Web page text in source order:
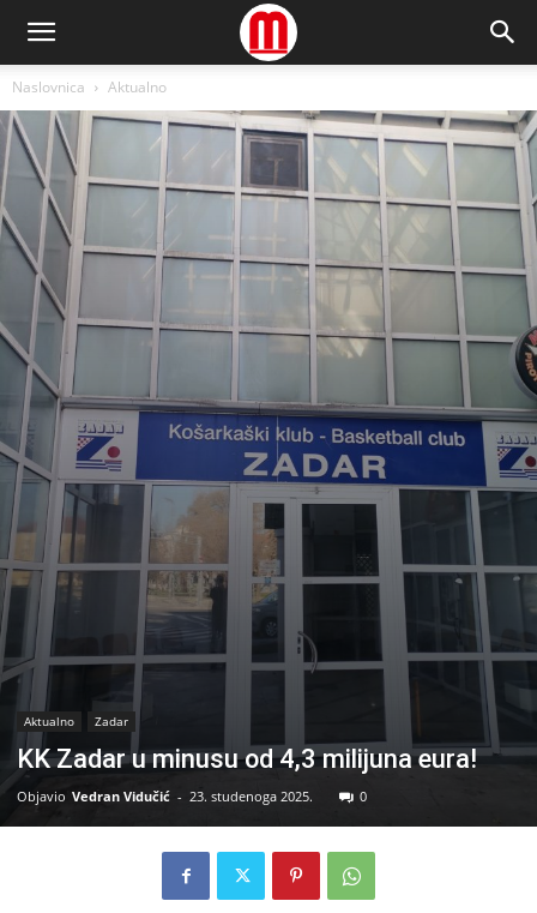
Naslovnica Aktualno
Aktualno Zadar
KK Zadar u minusu od 4,3 milijuna eura!
Objavio Vedran Vidučić - 23. studenoga 2025. 0